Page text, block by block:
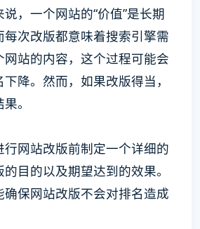
，一个网站的“价值”是长期
次改版都意味着搜索引擎需
网站的内容，这个过程可能会
降。然而，如果改版得当，
。
行网站改版前制定一个详细的
目的以及期望达到的效果。
确保网站改版不会对排名造成